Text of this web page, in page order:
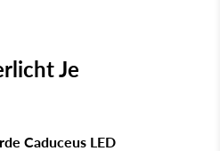
Je
Caduceus LED